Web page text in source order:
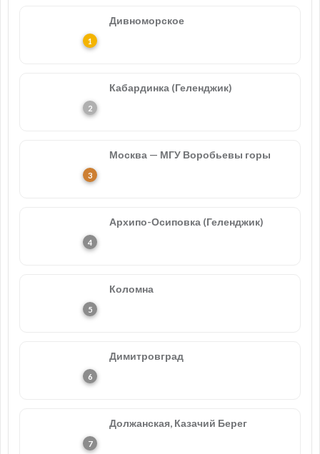
Дивноморское
Кабардинка (Геленджик)
Москва — МГУ Воробьевы горы
Архипо-Осиповка (Геленджик)
Коломна
Димитровград
Должанская, Казачий Берег